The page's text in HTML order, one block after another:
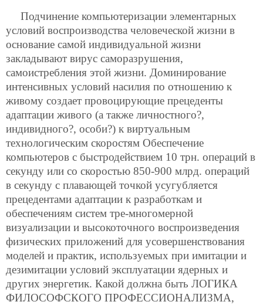
Подчинение компьютеризации элементарных
условий воспроизводства человеческой жизни в
основание самой индивидуальной жизни
закладывают вирус саморазрушения,
самоистребления этой жизни. Доминирование
интенсивных условий насилия по отношению к
живому создает провоцирующие прецеденты
адаптации живого (а также личностного?,
индивидного?, особи?) к виртуальным
технологическим скоростям Обеспечение
компьютеров с быстродействием 10 трн. операций в
секунду или со скоростью 850-900 млрд. операций
в секунду с плавающей точкой усугубляется
прецедентами адаптации к разработкам и
обеспечениям систем тре-многомерной
визуализации и высокоточного воспроизведения
физических приложений для усовершенствования
моделей и практик, используемых при имитации и
дезимитации условий эксплуатации ядерных и
других энергетик. Какой должна быть ЛОГИКА
ФИЛОСОФСКОГО ПРОФЕССИОНАЛИЗМА,